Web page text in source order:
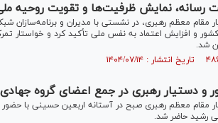
رسانه، نمایش ظرفیت‌ها و تقویت روحیه
مقام معظم رهبری، در نشستی با مدیران و
و افزایش اعتماد به نفس ملی تأکید کرد و خواستار
شد.
و دستیار رهبری در جمع اعضای گروه
مقام معظم رهبری صبح در آستانه اربعین حسینی با
رشید حاضر شد.